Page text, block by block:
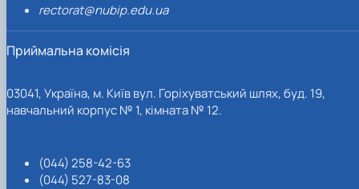
rectorat@nubip.edu.ua
Приймальна комісія
03041, Україна, м. Київ вул. Горіхуватський шлях, буд. 19,
навчальний корпус № 1, кімната № 12.
(044) 258-42-63
(044) 527-83-08